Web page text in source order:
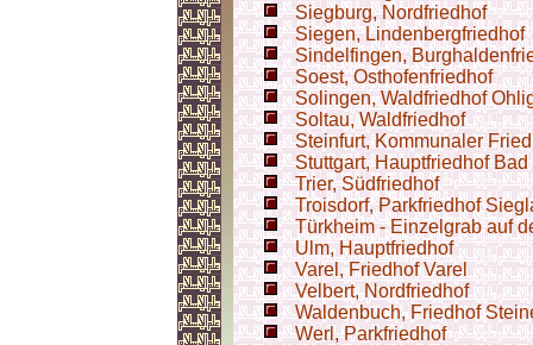
Siegburg, Nordfriedhof
Siegen, Lindenbergfriedhof
Sindelfingen,
Soest, Osthofenfriedhof
Solingen, Waldfriedhof
Soltau, Waldfriedhof
Steinfurt, Kommunaler
Stuttgart, Hauptfriedhof
Trier, Südfriedhof
Troisdorf, Parkfriedhof
Türkheim - Einzelgrab auf
Ulm, Hauptfriedhof
Varel, Friedhof Varel
Velbert, Nordfriedhof
Waldenbuch, Friedhof
Werl, Parkfriedhof